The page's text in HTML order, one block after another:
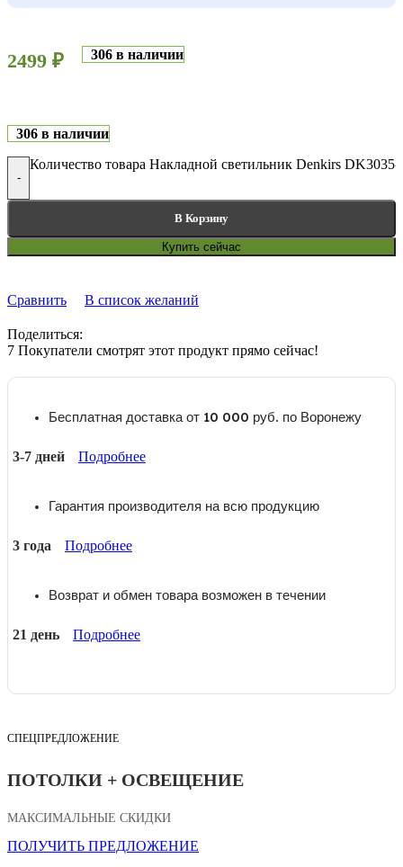
2499 ₽ 306 в наличии
306 в наличии
-
Количество товара Накладной светильник Denkirs
В Корзину
Купить сейчас
Сравнить В список желаний
Поделиться:
7 Покупатели смотрят этот продукт прямо сейчас!
Бесплатная доставка от 10 000 руб. по Воронежу
3-7 дней Подробнее
Гарантия производителя на всю продукцию
3 года Подробнее
Возврат и обмен товара возможен в течении
21 день Подробнее
СПЕЦПРЕДЛОЖЕНИЕ
ПОТОЛКИ + ОСВЕЩЕНИЕ
МАКСИМАЛЬНЫЕ СКИДКИ
ПОЛУЧИТЬ ПРЕДЛОЖЕНИЕ